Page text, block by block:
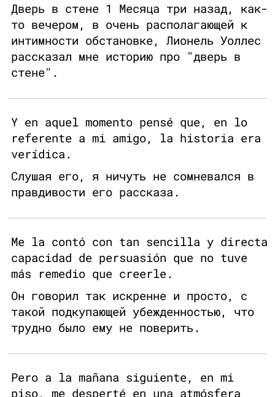
Дверь в стене 1 Месяца три назад, как-
то вечером, в очень располагающей к
интимности обстановке, Лионель Уоллес
рассказал мне историю про "дверь в
стене".
Y en aquel momento pensé que, en lo
referente a mi amigo, la historia era
verídica.
Слушая его, я ничуть не сомневался в
правдивости его рассказа.
Me la contó con tan sencilla y directa
capacidad de persuasión que no tuve
más remedio que creerle.
Он говорил так искренне и просто, с
такой подкупающей убежденностью, что
трудно было ему не поверить.
Pero a la mañana siguiente, en mi
piso, me desperté en una atmósfera